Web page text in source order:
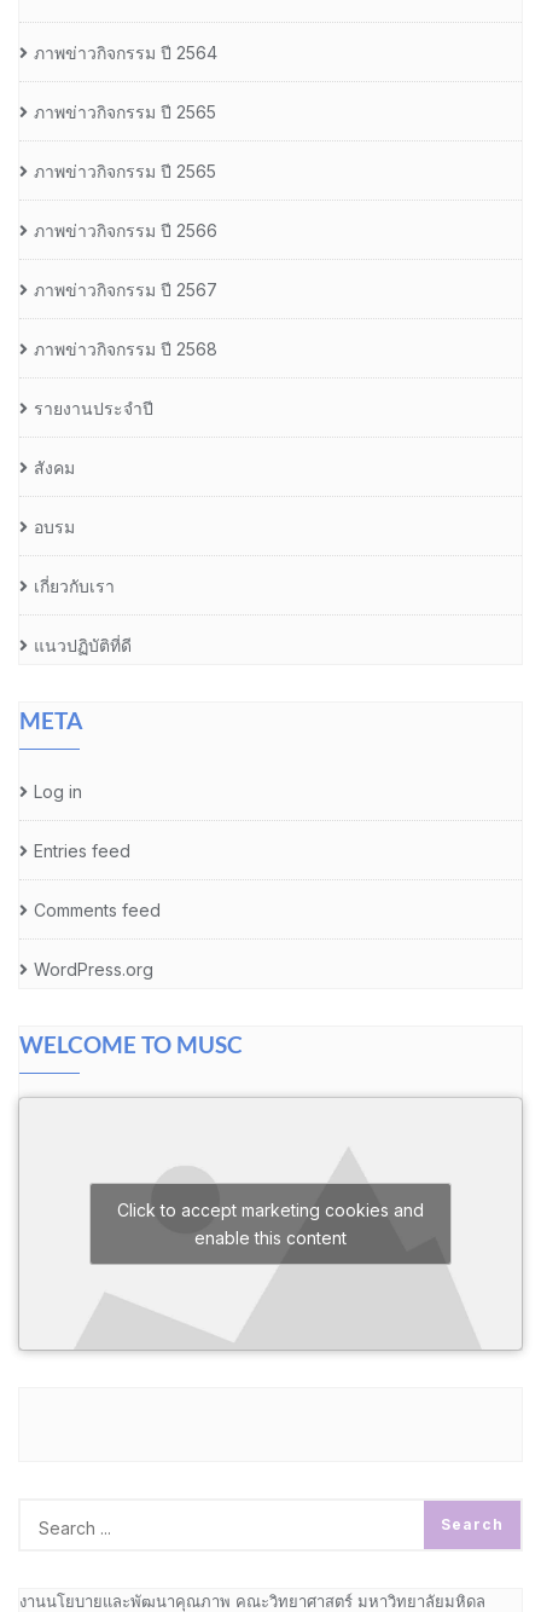
ภาพข่าวกิจกรรม ปี 2564
ภาพข่าวกิจกรรม ปี 2565
ภาพข่าวกิจกรรม ปี 2565
ภาพข่าวกิจกรรม ปี 2566
ภาพข่าวกิจกรรม ปี 2567
ภาพข่าวกิจกรรม ปี 2568
รายงานประจำปี
สังคม
อบรม
เกี่ยวกับเรา
แนวปฏิบัติที่ดี
META
Log in
Entries feed
Comments feed
WordPress.org
WELCOME TO MUSC
Click to accept marketing cookies and
enable this content
งานนโยบายและพัฒนาคุณภาพ คณะวิทยาศาสตร์ มหาวิทยาลัยมหิดล